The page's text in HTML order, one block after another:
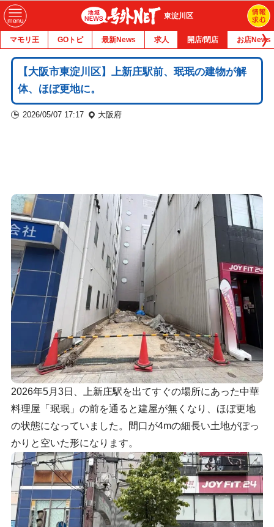
東淀川区
マモリ王 GOトピ 最新News 求人 開店/閉店 お店News
【大阪市東淀川区】上新庄駅前、珉珉の建物が解
体、ほぼ更地に。
2026/05/07 17:17 大阪府
2026年5月3日、上新庄駅を出てすぐの場所にあった中華
料理屋「珉珉」の前を通ると建屋が無くなり、ほぼ更地
の状態になっていました。間口が4mの細長い土地がぽっ
かりと空いた形になります。